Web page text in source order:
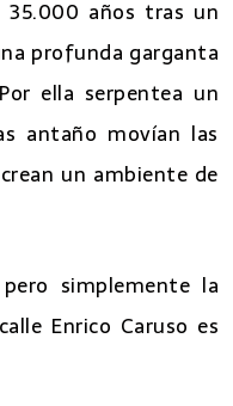
años tras un
profunda garganta
ella serpentea un
antaño movían las
un ambiente de
simplemente la
Enrico Caruso es